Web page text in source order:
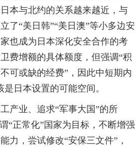
本与北约的关系越来越近，与
了“美日韩”“美日澳”等小多边安
也成为日本深化安全合作的考
费增额的具体额度，但强调“积
可或缺的经费”，因此中短期内
日本设置的可能空间。
产业、追求“军事大国”的所
“正常化”国家为目标，不断增强
力，尝试修改“安保三文件”，